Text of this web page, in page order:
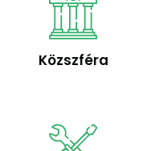
Közszféra